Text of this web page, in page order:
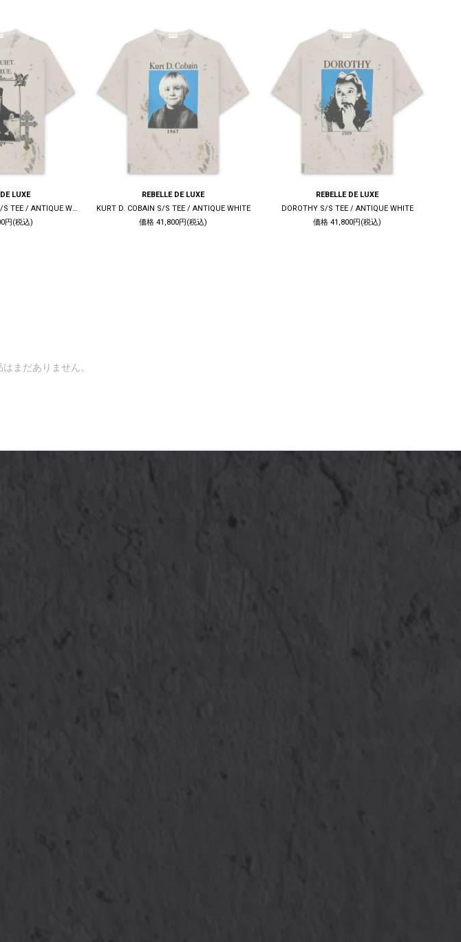
LUXE
LIVE QUIET DIE TRUE S/S TEE / ANTIQUE WHITE
円(税込)
REBELLE DE LUXE
KURT D. COBAIN S/S TEE / ANTIQUE WHITE
価格 41,800円(税込)
REBELLE DE LUXE
DOROTHY S/S TEE / ANTIQUE WHITE
価格 41,800円(税込)
まだありません。